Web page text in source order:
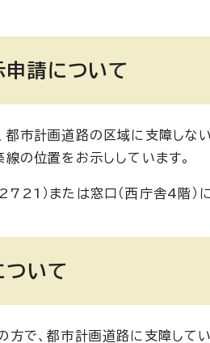
請について
市計画道路の区域に支障しな
の位置をお示ししています。
）または窓口（西庁舎4階）に
ついて
で、都市計画道路に支障して